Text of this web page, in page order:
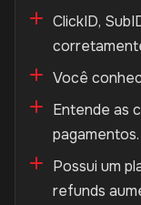
ClickID,
Você
Entende as
pagamentos.
Possui um
refunds